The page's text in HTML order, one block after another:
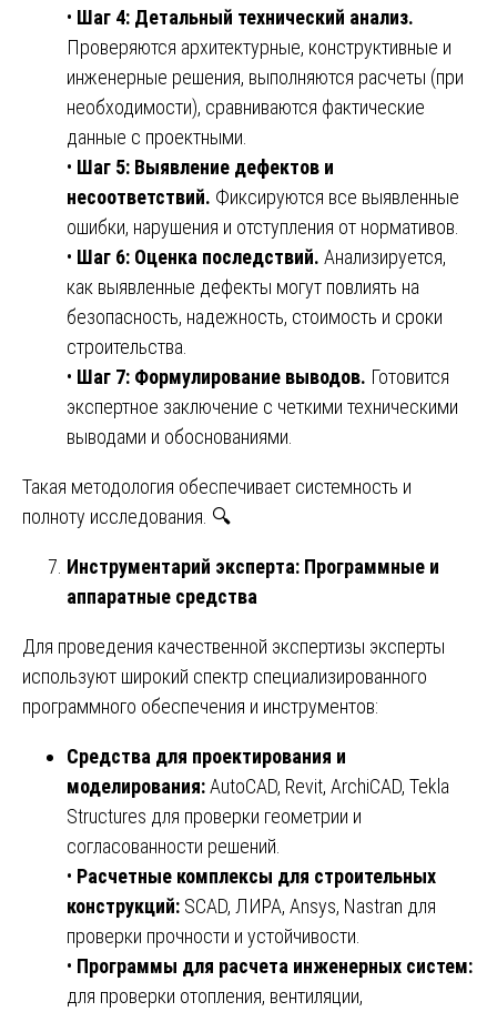
• Шаг 4: Детальный технический анализ.
Проверяются архитектурные, конструктивные и
инженерные решения, выполняются расчеты (при
необходимости), сравниваются фактические
данные с проектными.
• Шаг 5: Выявление дефектов и
несоответствий. Фиксируются все выявленные
ошибки, нарушения и отступления от нормативов.
• Шаг 6: Оценка последствий. Анализируется,
как выявленные дефекты могут повлиять на
безопасность, надежность, стоимость и сроки
строительства.
• Шаг 7: Формулирование выводов. Готовится
экспертное заключение с четкими техническими
выводами и обоснованиями.
Такая методология обеспечивает системность и
полноту исследования. 🔍
Инструментарий эксперта: Программные и
аппаратные средства
Для проведения качественной экспертизы эксперты
используют широкий спектр специализированного
программного обеспечения и инструментов:
Средства для проектирования и
моделирования:AutoCAD, Revit, ArchiCAD, Tekla
Structures для проверки геометрии и
согласованности решений.
• Расчетные комплексы для строительных
конструкций: SCAD, ЛИРА, Ansys, Nastran для
проверки прочности и устойчивости.
• Программы для расчета инженерных систем:
для проверки отопления, вентиляции,